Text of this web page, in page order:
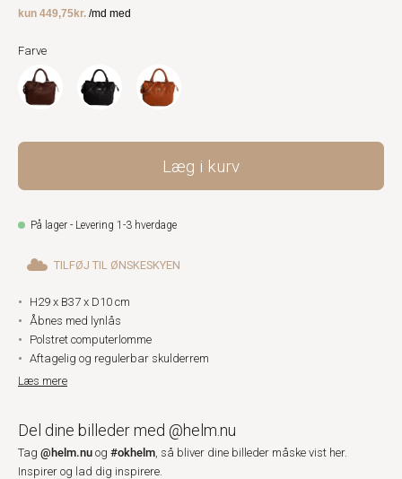
Farve
Læg i kurv
På lager - Levering 1-3 hverdage
TILFØJ TIL ØNSKESKYEN
H29 x B37 x D10 cm
Åbnes med lynlås
Polstret computerlomme
Aftagelig og regulerbar skulderrem
Læs mere
Del dine billeder med @helm.nu
Tag @helm.nu og #okhelm, så bliver dine billeder måske vist her.
Inspirer og lad dig inspirere.